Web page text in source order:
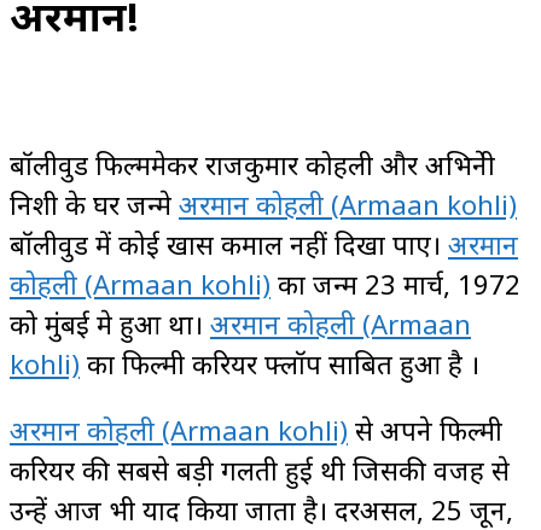
अरमान!
बॉलीवुड फिल्ममेकर राजकुमार कोहली और अभिनेत्री
निशी के घर जन्मे अरमान कोहली (Armaan kohli)
बॉलीवुड में कोई खास कमाल नहीं दिखा पाए। अरमान
कोहली (Armaan kohli) का जन्म 23 मार्च, 1972
को मुंबई मे हुआ था। अरमान कोहली (Armaan
kohli) का फिल्मी करियर फ्लॉप साबित हुआ है ।
अरमान कोहली (Armaan kohli) से अपने फिल्मी
करियर की सबसे बड़ी गलती हुई थी जिसकी वजह से
उन्हें आज भी याद किया जाता है। दरअसल, 25 जून,